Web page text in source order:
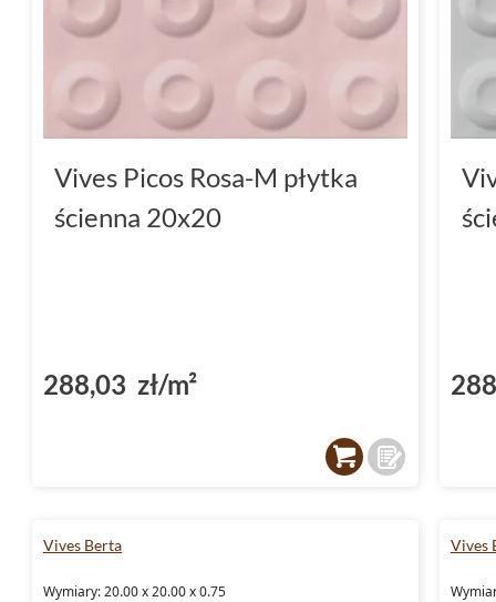
Vives Picos Rosa-M płytka
ścienna 20x20
288,03 zł/m²
Vives Berta
Wymiary: 20.00 x 20.00 x 0.75
Vives